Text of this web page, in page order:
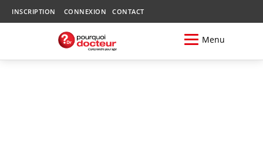
INSCRIPTION CONNEXION CONTACT
Menu